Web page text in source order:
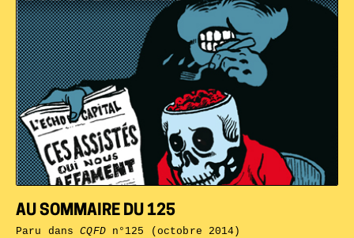
AU SOMMAIRE DU 125
Paru dansCQFDn°125 (octobre 2014)